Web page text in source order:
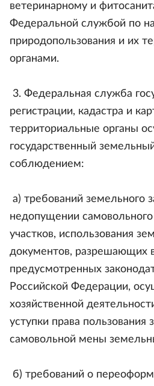
ветеринарному и
Федеральной службой по
природопользования и их
органами.
3. Федеральная служба
регистрации, кадастра и
территориальные органы
государственный
соблюдением:
а) требований земельного
недопущении
участков, использования
документов, разрешающих
предусмотренных
Российской Федерации,
хозяйственной
уступки права пользования
самовольной мены
б) требований о